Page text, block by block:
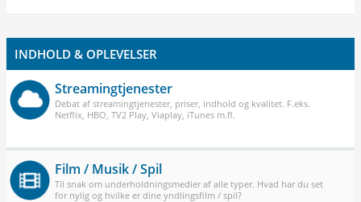
INDHOLD & OPLEVELSER
Streamingtjenester
Debat af streamingtjenester, priser, indhold og kvalitet. F.eks.
Netflix, HBO, TV2 Play, Viaplay, iTunes m.fl.
Film / Musik / Spil
Til snak om underholdningsmedier af alle typer. Hvad har du set
for nylig og hvilke er dine yndlingsfilm / spil?